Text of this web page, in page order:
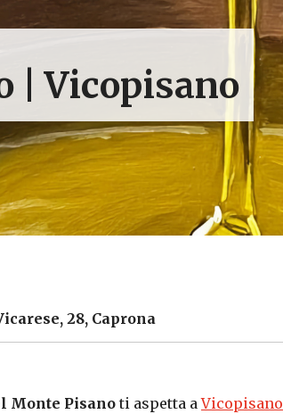
| Vicopisano
28, Caprona
Monte Pisanoti aspetta aVicopisano